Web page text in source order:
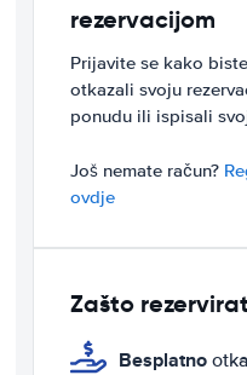
rezervacijom
Prijavite se kako
otkazali svoju
ponudu ili ispisali
Još nemate račun?
ovdje
Zašto
Besplatno